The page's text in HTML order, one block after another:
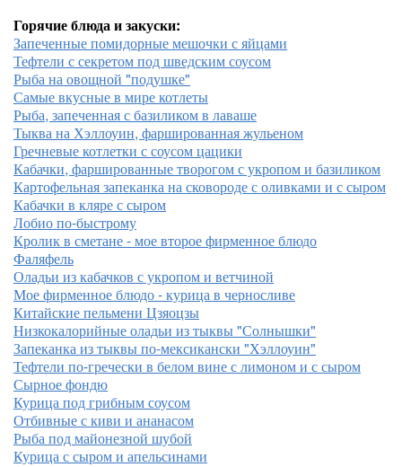
Горячие блюда и закуски:
Запеченные помидорные мешочки с яйцами
Тефтели с секретом под шведским соусом
Рыба на овощной "подушке"
Самые вкусные в мире котлеты
Рыба, запеченная с базиликом в лаваше
Тыква на Хэллоуин, фаршированная жульеном
Гречневые котлетки с соусом цацики
Кабачки, фаршированные творогом с укропом и базиликом
Картофельная запеканка на сковороде с оливками и с сыром
Кабачки в кляре с сыром
Лобио по-быстрому
Кролик в сметане - мое второе фирменное блюдо
Фаляфель
Оладьи из кабачков с укропом и ветчиной
Мое фирменное блюдо - курица в черносливе
Китайские пельмени Цзяоцзы
Низкокалорийные оладьи из тыквы "Солнышки"
Запеканка из тыквы по-мексикански "Хэллоуин"
Тефтели по-гречески в белом вине с лимоном и с сыром
Сырное фондю
Курица под грибным соусом
Отбивные с киви и ананасом
Рыба под майонезной шубой
Курица с сыром и апельсинами